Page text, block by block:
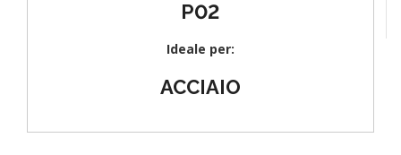
P02
Ideale per:
ACCIAIO